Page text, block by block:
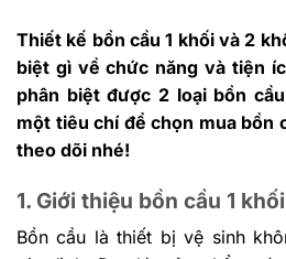
Thiết kế bồn cầu 1 khối và 2
biệt gì về chức năng và tiện
phân biệt được 2 loại bồn
một tiêu chí để chọn mua bồn
theo dõi nhé!
1. Giới thiệu bồn cầu 1
Bồn cầu là thiết bị vệ sinh